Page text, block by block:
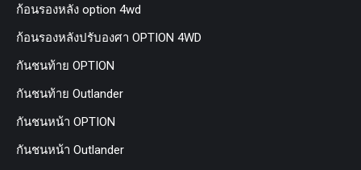
ก้อนรองหลัง option 4wd
ก้อนรองหลังปรับองศา OPTION 4WD
กันชนท้าย OPTION
กันชนท้าย Outlander
กันชนหน้า OPTION
กันชนหน้า Outlander